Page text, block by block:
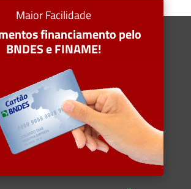
Maior Facilidade
financiamento pelo
BNDES e FINAME!